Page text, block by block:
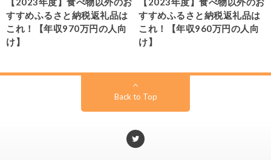
すすめふるさと納税返礼品は
これ！【年収970万円の人向
け】
すすめふるさと納税返礼品は
これ！【年収960万円の人向
け】
Back to Top